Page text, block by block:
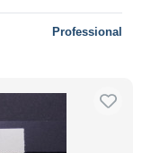
Professional